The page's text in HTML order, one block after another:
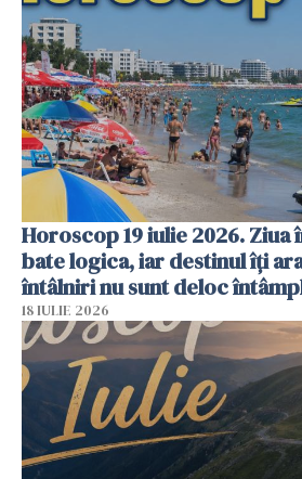
Horoscop 19 iulie 2026. Ziua
bate logica, iar destinul îți
întâlniri nu sunt deloc
18 IULIE 2026